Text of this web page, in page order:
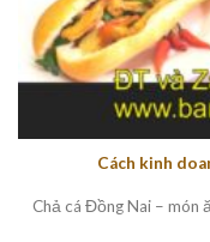
Cách kinh
Chả cá Đồng Nai – món